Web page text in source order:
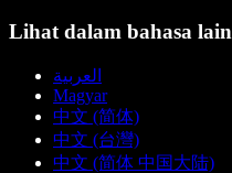
Lihat dalam bahasa lain
العربية
Magyar
中文 (简体)
中文 (台灣)
中文 (简体 中国大陆)